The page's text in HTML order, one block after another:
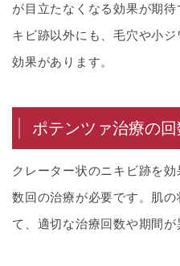
が目立たなくなる効果が期
キビ跡以外にも、毛穴や小
効果があります。
ポテンツァ治療の回
クレーター状のニキビ跡を
数回の治療が必要です。肌
て、適切な治療回数や期間が